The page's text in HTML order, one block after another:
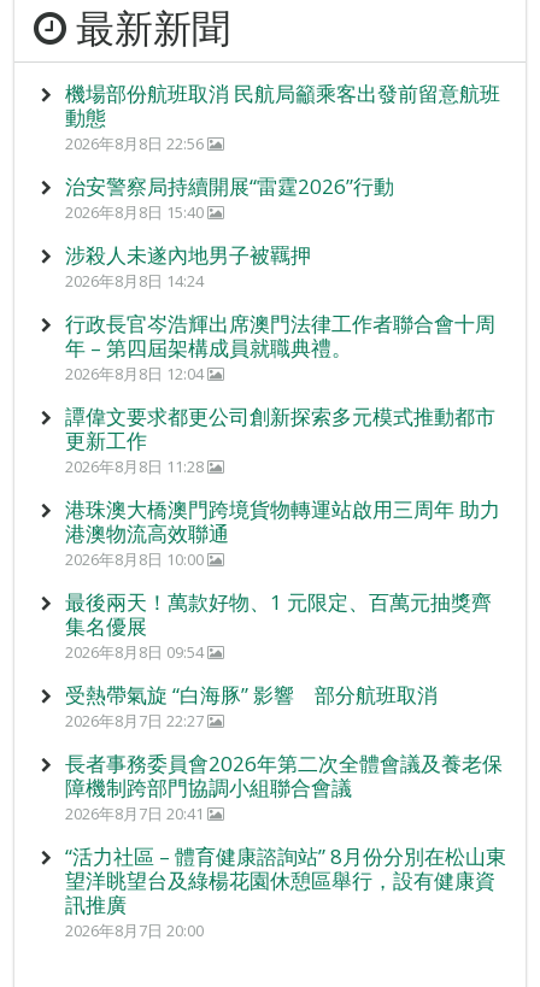
最新新聞
機場部份航班取消 民航局籲乘客出發前留意航班
動態
2026年8月8日 22:56
治安警察局持續開展“雷霆2026”行動
2026年8月8日 15:40
涉殺人未遂內地男子被羈押
2026年8月8日 14:24
行政長官岑浩輝出席澳門法律工作者聯合會十周
年 – 第四屆架構成員就職典禮。
2026年8月8日 12:04
譚偉文要求都更公司創新探索多元模式推動都市
更新工作
2026年8月8日 11:28
港珠澳大橋澳門跨境貨物轉運站啟用三周年 助力
港澳物流高效聯通
2026年8月8日 10:00
最後兩天！萬款好物、1 元限定、百萬元抽獎齊
集名優展
2026年8月8日 09:54
受熱帶氣旋 “白海豚” 影響 部分航班取消
2026年8月7日 22:27
長者事務委員會2026年第二次全體會議及養老保
障機制跨部門協調小組聯合會議
2026年8月7日 20:41
“活力社區 – 體育健康諮詢站” 8月份分別在松山東
望洋眺望台及綠楊花園休憩區舉行，設有健康資
訊推廣
2026年8月7日 20:00